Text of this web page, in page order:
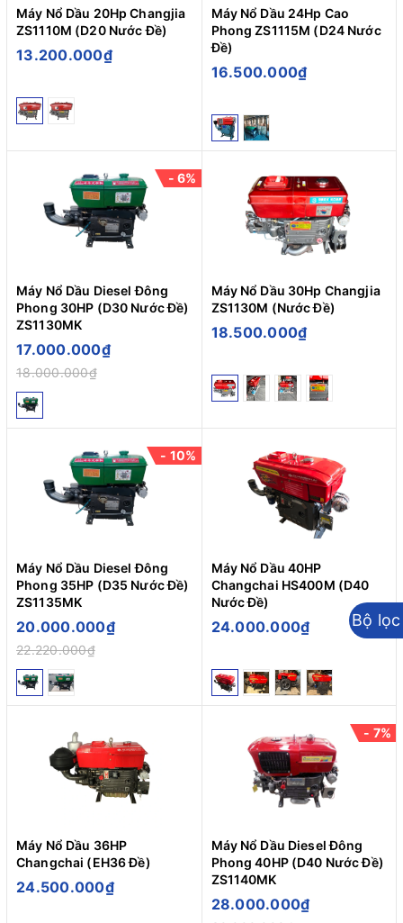
Máy Nổ Dầu 20Hp Changjia
ZS1110M (D20 Nước Đề)
13.200.000₫
Máy Nổ Dầu 24Hp Cao
Phong ZS1115M (D24 Nước
Đề)
16.500.000₫
- 6%
Máy Nổ Dầu Diesel Đông
Phong 30HP (D30 Nước Đề)
ZS1130MK
17.000.000₫
18.000.000₫
Máy Nổ Dầu 30Hp Changjia
ZS1130M (Nước Đề)
18.500.000₫
- 10%
Máy Nổ Dầu Diesel Đông
Phong 35HP (D35 Nước Đề)
ZS1135MK
20.000.000₫
22.220.000₫
Máy Nổ Dầu 40HP
Changchai HS400M (D40
Nước Đề)
24.000.000₫
Máy Nổ Dầu 36HP
Changchai (EH36 Đề)
24.500.000₫
- 7%
Máy Nổ Dầu Diesel Đông
Phong 40HP (D40 Nước Đề)
ZS1140MK
28.000.000₫
Bộ lọc